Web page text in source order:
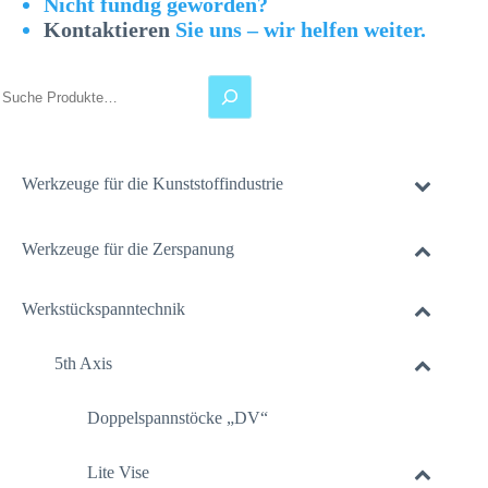
Kontaktieren Sie uns – wir helfen weiter.
Werkzeuge für die Kunststoffindustrie
Werkzeuge für die Zerspanung
Werkstückspanntechnik
5th Axis
Doppelspannstöcke „DV“
Lite Vise